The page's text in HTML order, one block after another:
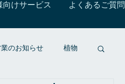
向けサービス よくあるご質問
のお知らせ 植物